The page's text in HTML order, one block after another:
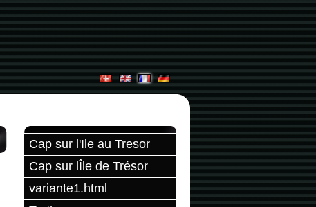
Cap sur l'Ile au Tresor
Cap sur lÎle de Trésor
variante1.html